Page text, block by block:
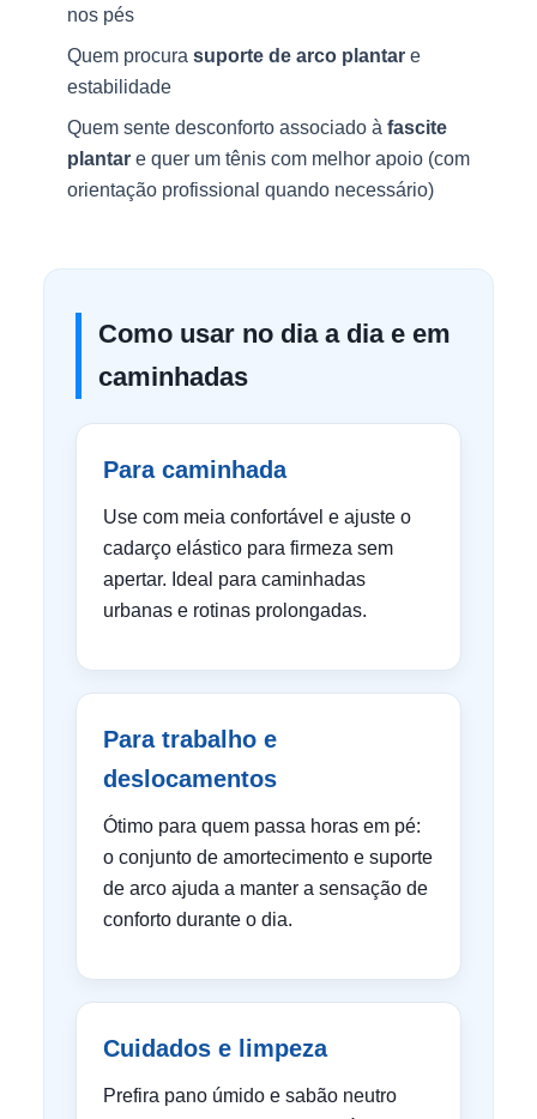
nos pés
Quem procura suporte de arco plantar e
estabilidade
Quem sente desconforto associado à fascite
plantar e quer um tênis com melhor apoio (com
orientação profissional quando necessário)
Como usar no dia a dia e em
caminhadas
Para caminhada
Use com meia confortável e ajuste o
cadarço elástico para firmeza sem
apertar. Ideal para caminhadas
urbanas e rotinas prolongadas.
Para trabalho e
deslocamentos
Ótimo para quem passa horas em pé:
o conjunto de amortecimento e suporte
de arco ajuda a manter a sensação de
conforto durante o dia.
Cuidados e limpeza
Prefira pano úmido e sabão neutro